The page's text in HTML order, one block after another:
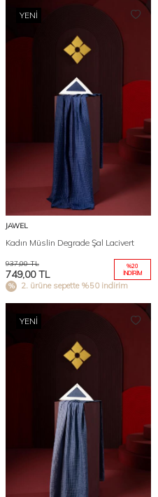
YENI
JAWEL
Kadın Müslin Degrade Şal Lacivert
937,00TL
749,00TL
%20
İNDIRIM
2. ürüne sepette %50 indirim
YENI